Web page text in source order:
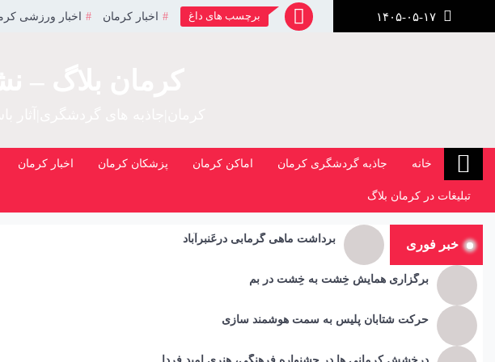
برچسب های داغ اخبار کرمان اخبار ورزشی
خانه جاذبه گردشگری کرمان اماکن کرمان پزشکان کرمان اخبار کرمان
تبلیغات در کرمان بلاگ
خبر فوری برداشت ماهی گرمابی درعَنبرآباد
برگزاری همایش خِشت به خِشت در بم
حرکت شتابان پلیس به سمت هوشمند سازی